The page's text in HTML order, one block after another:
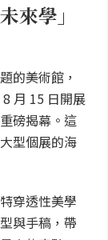
來學」
的美術館，
月 15 日開展
磅揭幕。這
型個展的海
穿透性美學
與手稿，帶